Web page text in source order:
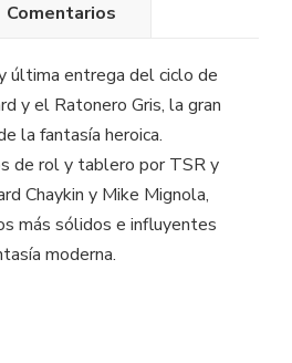
Comentarios
última entrega del ciclo de
y el Ratonero Gris, la gran
la fantasía heroica.
de rol y tablero por TSR y
Chaykin y Mike Mignola,
más sólidos e influyentes
moderna.